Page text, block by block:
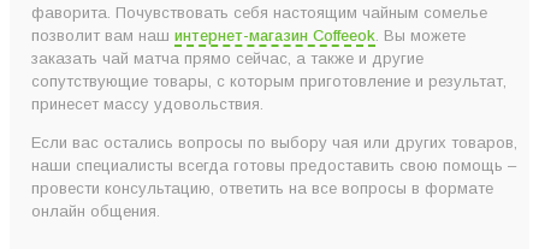
фаворита. Почувствовать себя настоящим чайным сомелье
позволит вам наш интернет-магазин Coffeeok . Вы можете
заказать чай матча прямо сейчас, а также и другие
сопутствующие товары, с которым приготовление и результат,
принесет массу удовольствия.
Если вас остались вопросы по выбору чая или других товаров,
наши специалисты всегда готовы предоставить свою помощь –
провести консультацию, ответить на все вопросы в формате
онлайн общения.